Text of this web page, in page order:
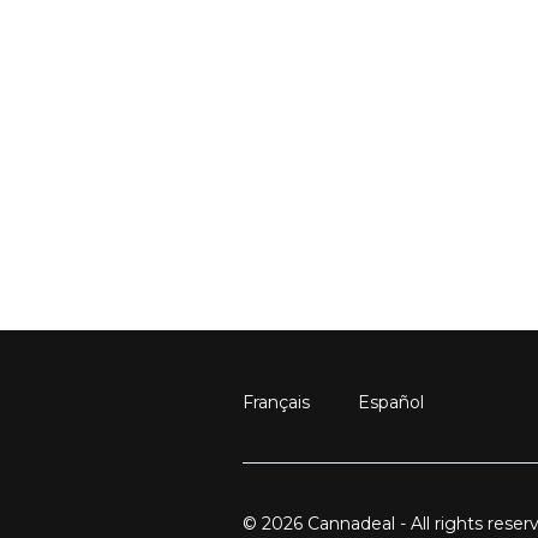
Français Español
© 2026 Cannadeal - All rights